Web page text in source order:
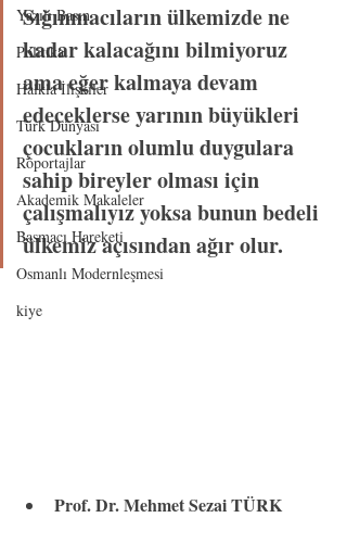
Yazılı Basın
Politika
Halkla İlişkiler
Türk Dünyası
Röportajlar
Akademik Makaleler
Basmacı Hareketi
Osmanlı Modernleşmesi
kiye
Sığınmacıların ülkemizde ne
kadar kalacağını bilmiyoruz
ama eğer kalmaya devam
edeceklerse yarının büyükleri
çocukların olumlu duygulara
sahip bireyler olması için
çalışmalıyız yoksa bunun bedeli
ülkemiz açısından ağır olur.
Prof. Dr. Mehmet Sezai TÜRK